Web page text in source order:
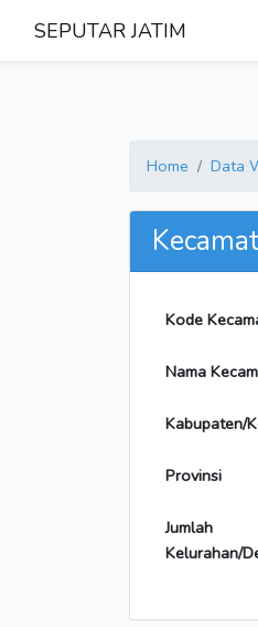
SEPUTAR JATIM
Home Data
Kode
Nama
Kabupaten/
Provinsi
Jumlah
Kelurahan/